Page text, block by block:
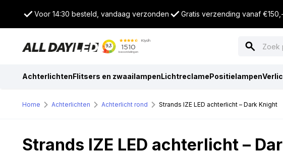
Voor 14:30 besteld, vandaag verzonden Gratis verzending vanaf
AchterlichtenFlitsers en zwaailampenLichtreclamePositielampen
Home Achterlichten Achterlicht rond Strands IZE LED achterlicht – Dark Knight
Strands IZE LED achterlicht –